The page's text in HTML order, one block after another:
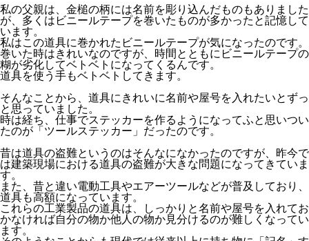
会社概要
縄文堂商会 SDGs宣言
お問い合わせ
私の父親は、金槌の柄には名前を彫り込んだものもありました
が、多くはビニールテープを巻いたものが多かったと記憶して
います。
私はこの道具に巻かれたビニールテープが気になったのです。
巻いた時はきれいなのですが、時間とともにビニールテープの
糊が劣化してベトベトになってくるんです。
道具を使う手もベトベトしてきます。
そんなことから、道具にきれいに名前や屋号を入れたいとずっ
と思っていました。
時は経ち、仕事でステッカーを作るようになってふと思いつい
たのが「ツールステッカー」だったのです。
昔は道具の盗難というのはそんなになかったのですが、昨今で
は建築現場における道具の盗難が大きな問題になってきていま
す。
また、昔と違い電動工具やエアーツールなどが普及しており、
道具も高額になっています。
これらの工業製品の道具は、しっかりと名前や屋号を入れてお
かなければ自分の物か他人の物か見分けるのが難しくなってい
ます。